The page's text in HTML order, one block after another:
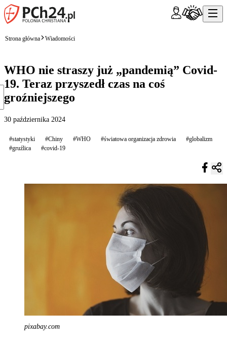
Strona główna Wiadomości
WHO nie straszy już „pandemią” Covid-
19. Teraz przyszedł czas na coś
groźniejszego
30 października 2024
#statystyki #Chiny #WHO #światowa organizacja zdrowia
#globalizm
#gruźlica
#covid-19
pixabay.com